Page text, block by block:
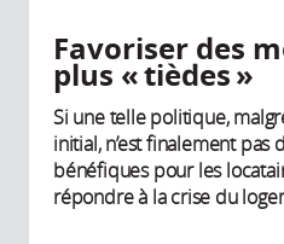
Favoriser des
plus « tièdes »
Si une telle politique,
initial, n’est finalement pas
bénéfiques pour les
répondre à la crise du